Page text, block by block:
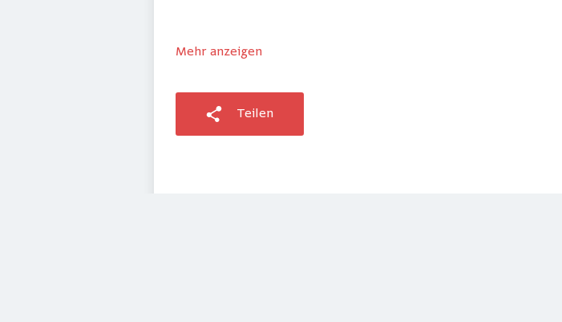
Mehr anzeigen
Teilen